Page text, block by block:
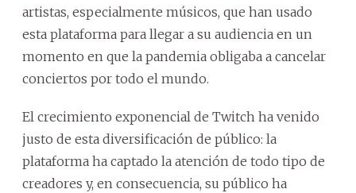
artistas, especialmente músicos, que han usado
esta plataforma para llegar a su audiencia en un
momento en que la pandemia obligaba a cancelar
conciertos por todo el mundo.
El crecimiento exponencial de Twitch ha venido
justo de esta diversificación de público: la
plataforma ha captado la atención de todo tipo de
creadores y, en consecuencia, su público ha